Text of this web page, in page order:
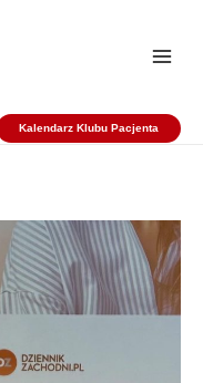
Kalendarz Klubu Pacjenta